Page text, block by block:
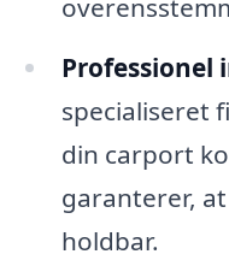
Professionel
specialiseret
din carport
garanterer,
holdbar.